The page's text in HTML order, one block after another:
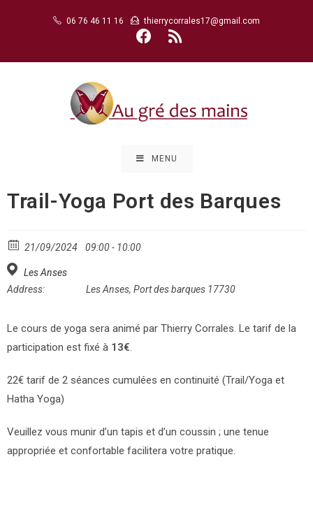
06 76 46 11 16 thierrycorrales17@gmail.com
MENU
Trail-Yoga Port des Barques
21/09/2024 09:00 - 10:00
Les Anses
Address:
Les Anses, Port des barques 17730
Le cours de yoga sera animé par Thierry Corrales. Le tarif de la
participation est fixé à 13€.
22€ tarif de 2 séances cumulées en continuité (Trail/Yoga et
Hatha Yoga)
Veuillez vous munir d’un tapis et d’un coussin ; une tenue
appropriée et confortable facilitera votre pratique.